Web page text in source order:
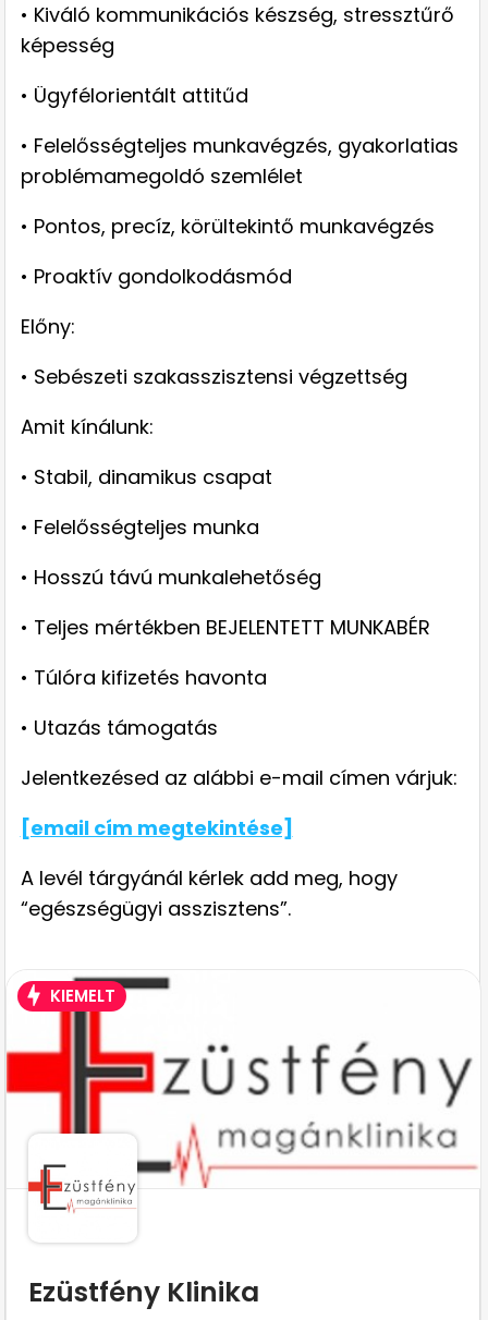
• Kiváló kommunikációs készség, stressztűrő
képesség
• Ügyfélorientált attitűd
• Felelősségteljes munkavégzés, gyakorlatias
problémamegoldó szemlélet
• Pontos, precíz, körültekintő munkavégzés
• Proaktív gondolkodásmód
Előny:
• Sebészeti szakasszisztensi végzettség
Amit kínálunk:
• Stabil, dinamikus csapat
• Felelősségteljes munka
• Hosszú távú munkalehetőség
• Teljes mértékben BEJELENTETT MUNKABÉR
• Túlóra kifizetés havonta
• Utazás támogatás
Jelentkezésed az alábbi e-mail címen várjuk:
[email cím megtekintése]
A levél tárgyánál kérlek add meg, hogy
“egészségügyi asszisztens”.
KIEMELT
Ezüstfény Klinika